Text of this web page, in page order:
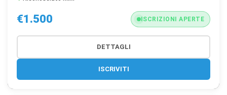
€1.500 ISCRIZIONI APERTE
DETTAGLI
ISCRIVITI